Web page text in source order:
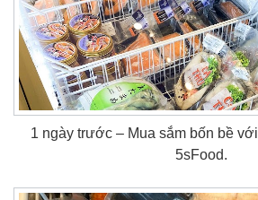
1 ngày trước – Mua sắm bốn bề
5sFood.